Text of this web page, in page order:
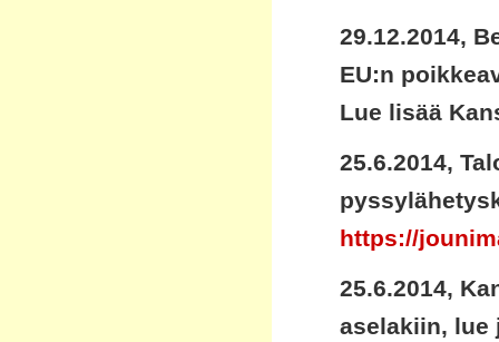
29.12.2014,
EU:n
Lue lisää
25.6.2014,
https://
25.6.2014,
aselakiin,